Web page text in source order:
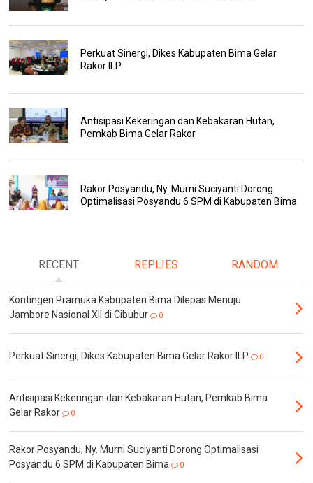
Perkuat Sinergi, Dikes Kabupaten Bima Gelar
Rakor ILP
Antisipasi Kekeringan dan Kebakaran Hutan,
Pemkab Bima Gelar Rakor
Rakor Posyandu, Ny. Murni Suciyanti Dorong
Optimalisasi Posyandu 6 SPM di Kabupaten Bima
RECENT REPLIES RANDOM
Kontingen Pramuka Kabupaten Bima Dilepas Menuju
Jambore Nasional XII di Cibubur
0
Perkuat Sinergi, Dikes Kabupaten Bima Gelar Rakor ILP 0
Antisipasi Kekeringan dan Kebakaran Hutan, Pemkab Bima
Gelar Rakor
0
Rakor Posyandu, Ny. Murni Suciyanti Dorong Optimalisasi
Posyandu 6 SPM di Kabupaten Bima
0